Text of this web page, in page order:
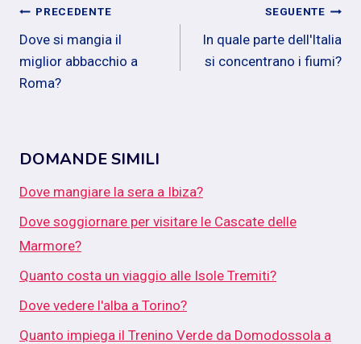
Navigazione
articoli
PRECEDENTE
Dove si mangia il
miglior abbacchio a
Roma?
SEGUENTE
In quale parte dell'Italia
si concentrano i fiumi?
DOMANDE SIMILI
Dove mangiare la sera a Ibiza?
Dove soggiornare per visitare le Cascate delle
Marmore?
Quanto costa un viaggio alle Isole Tremiti?
Dove vedere l'alba a Torino?
Quanto impiega il Trenino Verde da Domodossola a